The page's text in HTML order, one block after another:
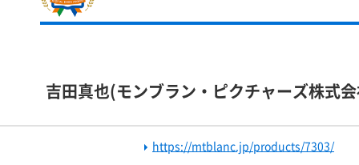
吉田真也(モンブラン・ピクチャーズ株式
https://mtblanc.jp/products/7303/